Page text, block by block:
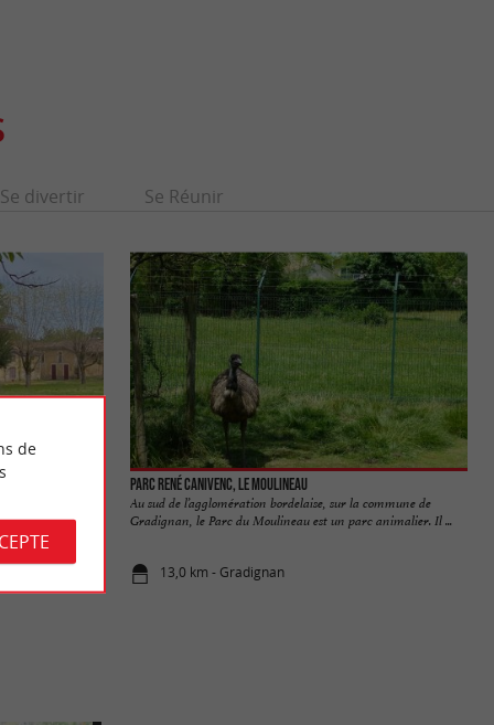
Se divertir Se Réunir
y ferez ...
Parc René Canivenc, le Moulineau
Au sud de l’agglomération bordelaise, sur la commune de
Gradignan, le Parc du Moulineau est un parc animalier. Il ...
13,0 km - Gradignan
de